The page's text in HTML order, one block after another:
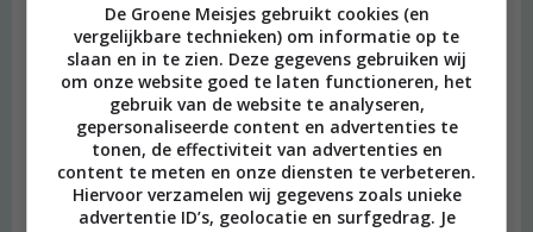
De Groene Meisjes gebruikt cookies (en
vergelijkbare technieken) om informatie op te
slaan en in te zien. Deze gegevens gebruiken wij
om onze website goed te laten functioneren, het
gebruik van de website te analyseren,
gepersonaliseerde content en advertenties te
tonen, de effectiviteit van advertenties en
content te meten en onze diensten te verbeteren.
Hiervoor verzamelen wij gegevens zoals unieke
advertentie ID’s, geolocatie en surfgedrag. Je